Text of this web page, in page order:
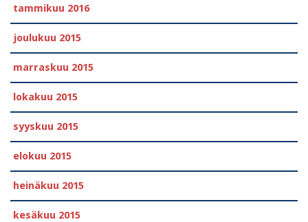
tammikuu 2016
joulukuu 2015
marraskuu 2015
lokakuu 2015
syyskuu 2015
elokuu 2015
heinäkuu 2015
kesäkuu 2015